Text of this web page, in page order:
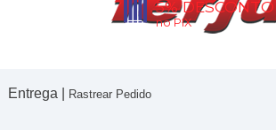
5% DESCONTO
no PIX
Entrega | Rastrear Pedido